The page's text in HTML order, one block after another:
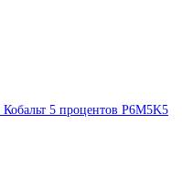
5 процентов P6M5K5